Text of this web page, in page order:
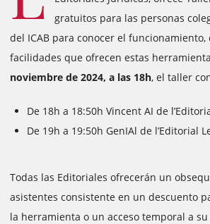
gratuitos para las personas
del ICAB para conocer el funcionamiento,
facilidades que ofrecen estas
noviembre de 2024, a las 18h, el taller
De 18h a 18:50h Vincent AI de
De 19h a 19:50h GenIAl de l’Editorial
Todas las Editoriales ofrecerán un
asistentes consistente en un descuento
la herramienta o un acceso temporal a